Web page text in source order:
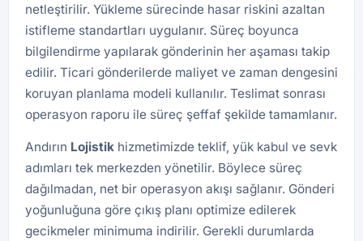
netleştirilir. Yükleme sürecinde hasar riskini azaltan
istifleme standartları uygulanır. Süreç boyunca
bilgilendirme yapılarak gönderinin her aşaması takip
edilir. Ticari gönderilerde maliyet ve zaman dengesini
koruyan planlama modeli kullanılır. Teslimat sonrası
operasyon raporu ile süreç şeffaf şekilde tamamlanır.
Andırın Lojistik hizmetimizde teklif, yük kabul ve sevk
adımları tek merkezden yönetilir. Böylece süreç
dağılmadan, net bir operasyon akışı sağlanır. Gönderi
yoğunluğuna göre çıkış planı optimize edilerek
gecikmeler minimuma indirilir. Gerekli durumlarda